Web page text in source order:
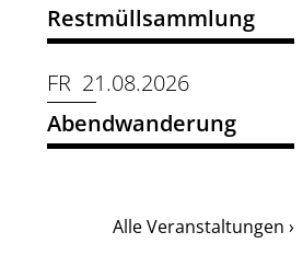
Restmüllsammlung
FR 21.08.2026
Abendwanderung
Alle Veranstaltungen ›